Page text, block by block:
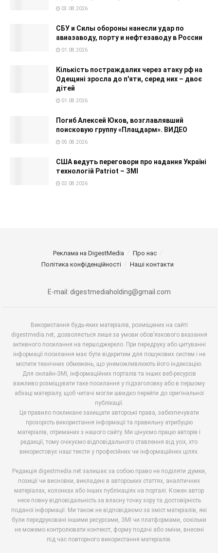
03.08.2026
СБУ и Силы обороны нанесли удар по
авиазаводу, порту и нефтезаводу в России
01.08.2026
Кількість постраждалих через атаку рф на
Одещині зросла до п'яти, серед них – двоє
дітей
01.08.2026
Погиб Алексей Юков, возглавлявший
поисковую группу «Плацдарм». ВИДЕО
05.08.2026
США ведуть переговори про надання Україні
технологій Patriot – ЗМІ
02.08.2026
Реклама на DigestMedia
Про нас
Політика конфіденційності
Наші контакти
E-mail: digestmediaholding@gmail.com
Використання будь-яких матеріалів, розміщених на сайті
digestmedia.net, дозволяється лише за умови обов’язкового вказання
активного посилання на першоджерело. При передруку або цитуванні
інформації посилання має бути відкритим для пошукових систем і не
містити технічних обмежень, що унеможливлюють його індексацію.
Для онлайн-ЗМІ, інформаційних порталів та інших веб-ресурсів
важливо розміщувати таке посилання у підзаголовку або в першому
абзаці матеріалу, щоб читачі могли швидко перейти до оригінальної
публікації.
Це правило покликане захищати авторські права, забезпечувати
прозорість використання інформації та правильну атрибуцію
матеріалів, отриманих з нашого сайту. Ми цінуємо працю авторів і
редакції, тому очікуємо відповідального ставлення від усіх, хто
використовує наші тексти у професійних чи інформаційних цілях.
Редакція digestmedia.net залишає за собою право не поділяти думки,
позиції чи висновки, викладені в авторських статтях, аналітичних
матеріалах, колонках або інших публікаціях на порталі. Кожен автор
несе повну відповідальність за власну точку зору та достовірність
поданої інформації. Ми також не відповідаємо за зміст матеріалів, які
були передруковані іншими ресурсами, ЗМІ чи платформами, оскільки
не можемо контролювати контекст, форму подачі або зміни, внесені
під час повторного використання матеріалів.